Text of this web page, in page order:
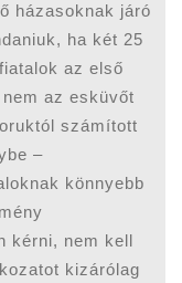
házasoknak járó
ha két 25
az első
az esküvőt
számított
–
könnyebb
kérni, nem kell
kizárólag